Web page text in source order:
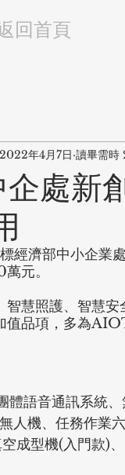
回首頁
企處新
2022年4月7日 讀畢需時
經濟部中小企業
元。
智慧照護、智慧
值品項，多為
體語音通訊系統
人機、任務作業
成型機(入門款)